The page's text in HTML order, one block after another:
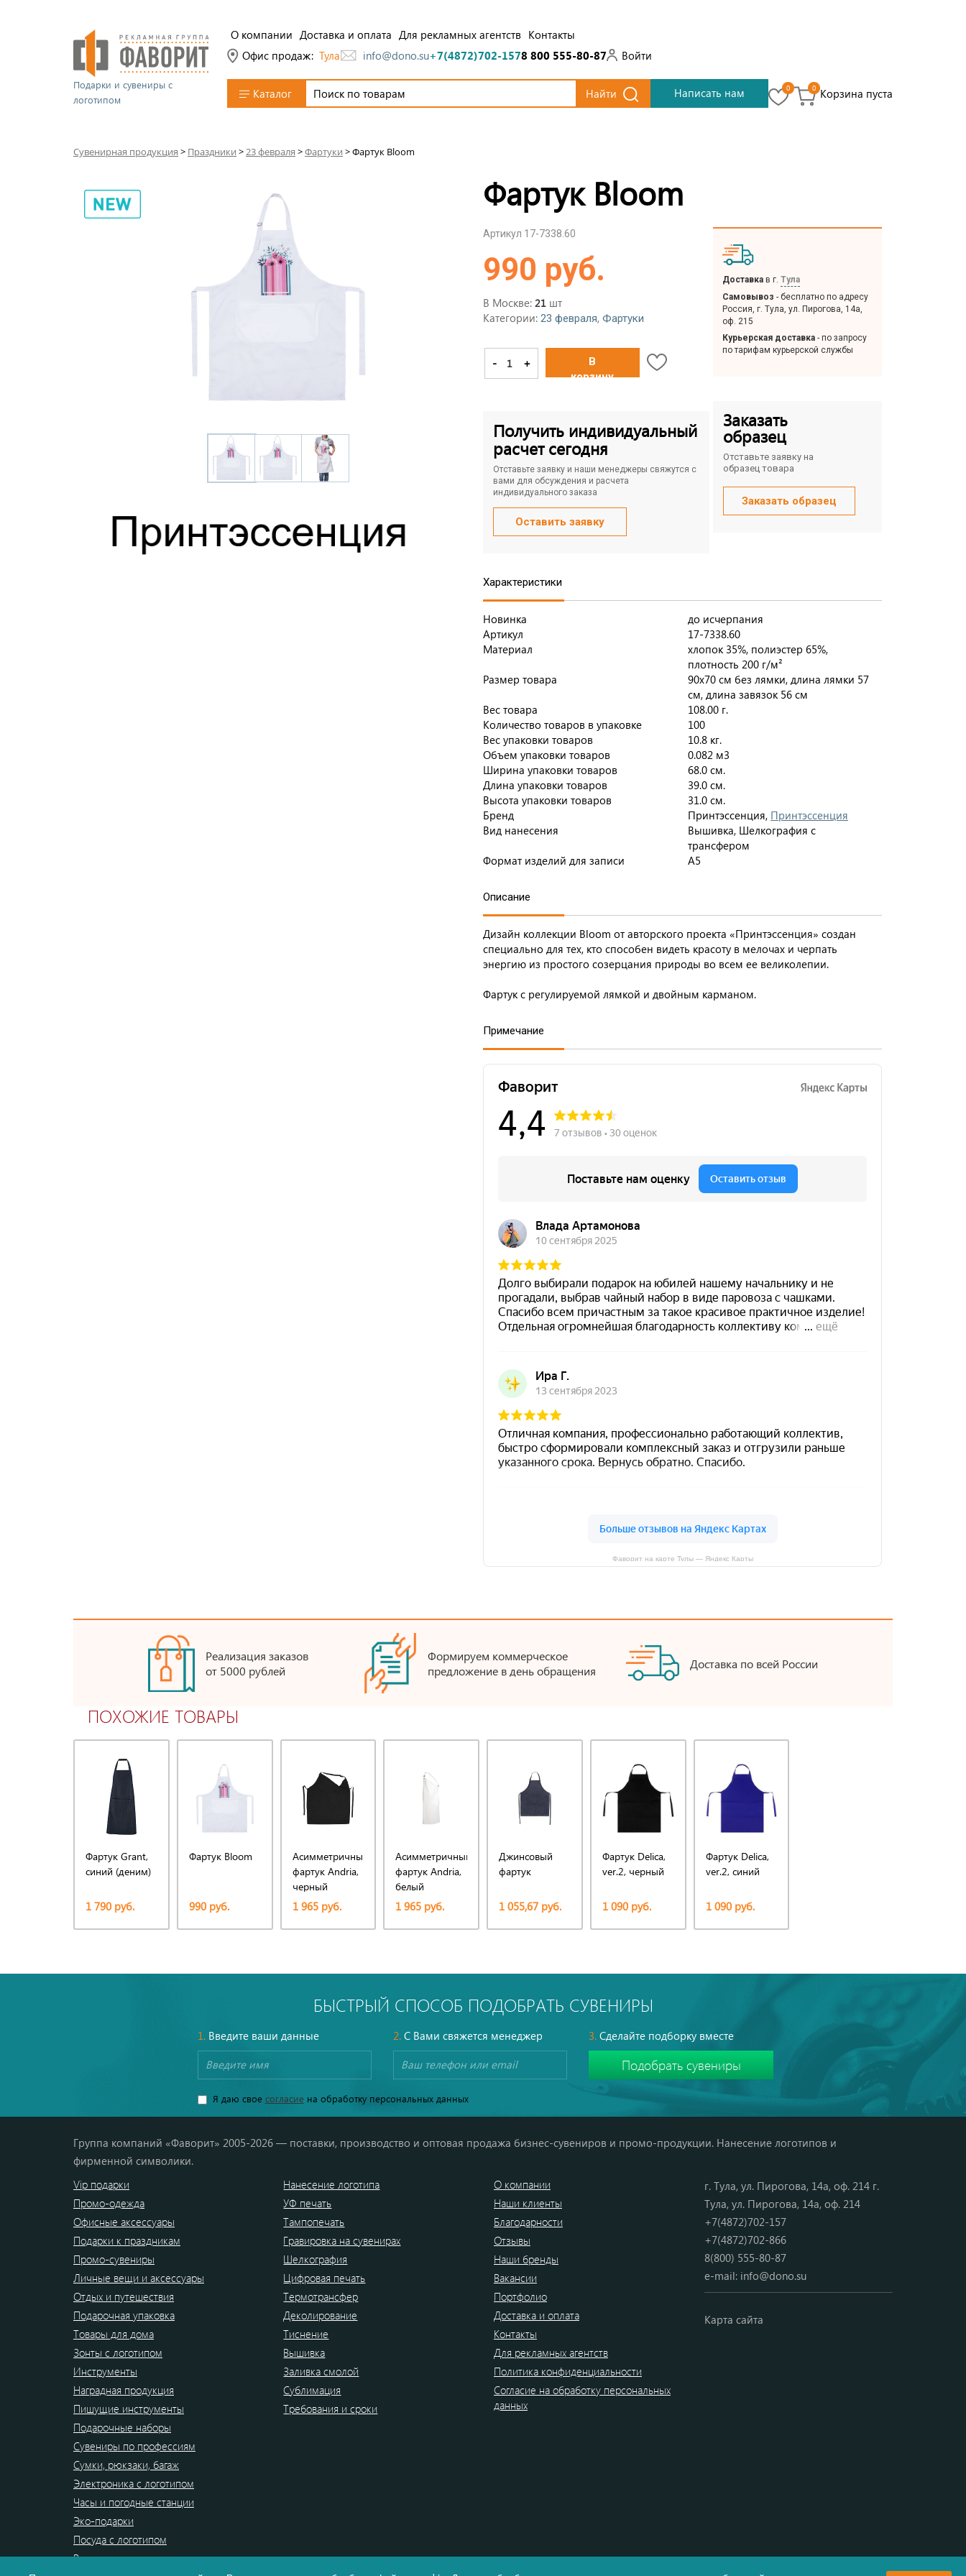
Подарки и сувениры с
логотипом
О компании Доставка и оплата Для рекламных агентств Контакты
Офис продаж: Тула info@dono.su+7(4872)702-1578 800 555-80-87 Войти
Каталог Найти Написать нам 0 0 Корзина пуста
Сувенирная продукция > Праздники >23 февраля >Фартуки >Фартук Bloom
Фартук Bloom
Артикул 17-7338.60
990 руб.
В Москве: 21 шт
Категории: 23 февраля, Фартуки
- +
В
корзину
Получить индивидуальный
расчет сегодня
Отставьте заявку и наши менеджеры свяжутся с
вами для обсуждения и расчета
индивидуального заказа
Оставить заявку
Доставка в г. Тула
Самовывоз - бесплатно по адресу
Россия, г. Тула, ул. Пирогова, 14а,
оф. 215
Курьерская доставка - по запросу
по тарифам курьерской службы
Заказать
образец
Отставьте заявку на
образец товара
Заказать образец
Характеристики
Новинка
до исчерпания
Артикул
17-7338.60
Материал
хлопок 35%, полиэстер 65%,
плотность 200 г/м²
Размер товара
90х70 см без лямки, длина лямки 57
см, длина завязок 56 см
Вес товара
108.00 г.
Количество товаров в упаковке
100
Вес упаковки товаров
10.8 кг.
Объем упаковки товаров
0.082 м3
Ширина упаковки товаров
68.0 см.
Длина упаковки товаров
39.0 см.
Высота упаковки товаров
31.0 см.
Бренд
Принтэссенция, Принтэссенция
Вид нанесения
Вышивка, Шелкография с
трансфером
Формат изделий для записи
A5
Описание
Дизайн коллекции Bloom от авторского проекта «Принтэссенция» создан
специально для тех, кто способен видеть красоту в мелочах и черпать
энергию из простого созерцания природы во всем ее великолепии.
Фартук с регулируемой лямкой и двойным карманом.
Примечание
Фаворит на карте Тулы — Яндекс Карты
Реализация заказов
от 5000 рублей
Формируем коммерческое
предложение в день обращения
Доставка по всей России
ПОХОЖИЕ ТОВАРЫ
Фартук Grant,
синий (деним)
1 790 руб.
Фартук Bloom
990 руб.
Асимметричный
фартук Andria,
черный
1 965 руб.
Асимметричный
фартук Andria,
белый
1 965 руб.
Джинсовый
фартук
1 055,67 руб.
Фартук Delica,
ver.2, черный
1 090 руб.
Фартук Delica,
ver.2, синий
1 090 руб.
БЫСТРЫЙ СПОСОБ ПОДОБРАТЬ СУВЕНИРЫ
1.Введите ваши данные 2.С Вами свяжется менеджер 3. Сделайте подборку вместе
Я даю свое согласиена обработку персональных данных
Группа компаний «Фаворит» 2005-2026 — поставки, производство и оптовая продажа бизнес-сувениров и промо-продукции. Нанесение логотипов и
фирменной символики.
Vip подарки
Промо-одежда
Офисные аксессуары
Подарки к праздникам
Промо-сувениры
Личные вещи и аксессуары
Отдых и путешествия
Подарочная упаковка
Товары для дома
Зонты с логотипом
Инструменты
Наградная продукция
Пишущие инструменты
Подарочные наборы
Сувениры по профессиям
Сумки, рюкзаки, багаж
Электроника с логотипом
Часы и погодные станции
Эко-подарки
Посуда с логотипом
Распродажа
Нанесение логотипа
УФ печать
Тампопечать
Гравировка на сувенирах
Шелкография
Цифровая печать
Термотрансфер
Деколирование
Тиснение
Вышивка
Заливка смолой
Сублимация
Требования и сроки
О компании
Наши клиенты
Благодарности
Отзывы
Наши бренды
Вакансии
Портфолио
Доставка и оплата
Контакты
Для рекламных агентств
Политика конфиденциальности
Согласие на обработку персональных
данных
г. Тула, ул. Пирогова, 14а, оф. 214 г.
Тула, ул. Пирогова, 14а, оф. 214
+7(4872)702-157
+7(4872)702-866
8(800) 555-80-87
e-mail: info@dono.su
Карта сайта